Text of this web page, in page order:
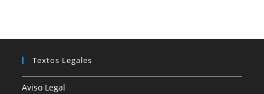
Textos Legales
Aviso Legal